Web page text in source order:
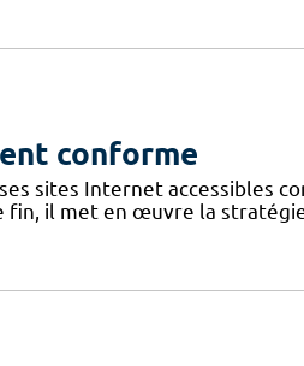
conforme
sites Internet accessibles
fin, il met en œuvre la